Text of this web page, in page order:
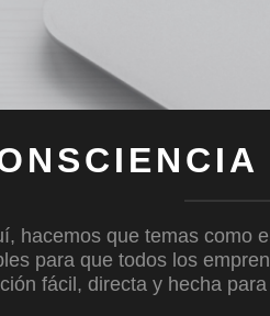
hacemos que temas
para que todos los
fácil, directa y hecha